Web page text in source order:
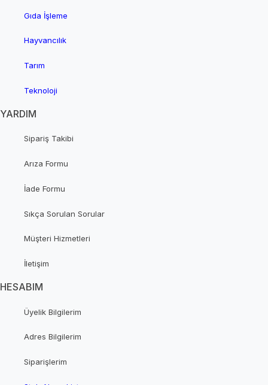
Gıda İşleme
Hayvancılık
Tarım
Teknoloji
YARDIM
Sipariş Takibi
Arıza Formu
İade Formu
Sıkça Sorulan Sorular
Müşteri Hizmetleri
İletişim
HESABIM
Üyelik Bilgilerim
Adres Bilgilerim
Siparişlerim